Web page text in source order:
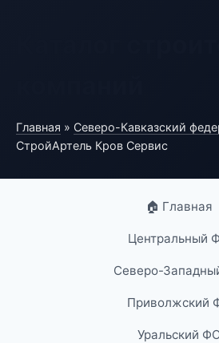
Главная » Северо-Кавказский
СтройАртель Кров Сервис
🏠 Главная
Центральный
Северо-
Приволжский
Уральский